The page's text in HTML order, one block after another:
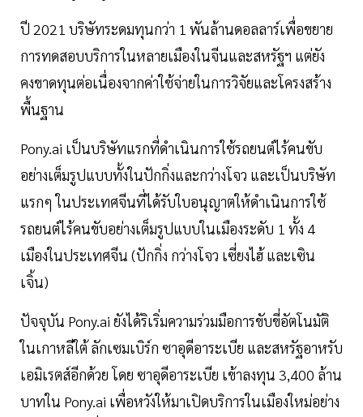
ปี 2021 บริษัทระดมทุนกว่า 1 พันล้านดอลลาร์เพื่อขยาย
การทดสอบบริการในหลายเมืองในจีนและสหรัฐฯ แต่ยัง
คงขาดทุนต่อเนื่องจากค่าใช้จ่ายในการวิจัยและโครงสร้าง
พื้นฐาน
Pony.ai เป็นบริษัทแรกที่ดำเนินการใช้รถยนต์ไร้คนขับ
อย่างเต็มรูปแบบทั้งในปักกิ่งและกว่างโจว และเป็นบริษัท
แรกๆ ในประเทศจีนที่ได้รับใบอนุญาตให้ดำเนินการใช้
รถยนต์ไร้คนขับอย่างเต็มรูปแบบในเมืองระดับ 1 ทั้ง 4
เมืองในประเทศจีน (ปักกิ่ง กว่างโจว เซี่ยงไฮ้ และเซิน
เจิ้น)
ปัจจุบัน Pony.ai ยังได้ริเริ่มความร่วมมือการขับขี่อัตโนมัติ
ในเกาหลีใต้ ลักเซมเบิร์ก ซาอุดีอาระเบีย และสหรัฐอาหรับ
เอมิเรตส์อีกด้วย โดย ซาอุดีอาระเบีย เข้าลงทุน 3,400 ล้าน
บาทใน Pony.ai เพื่อหวังให้มาเปิดบริการในเมืองใหม่อย่าง